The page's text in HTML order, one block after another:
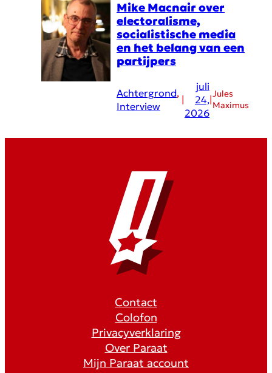
Mike Macnair over
electoralisme,
socialistische media
en het belang van een
partijpers
Achtergrond
Interview
juli
24,
2026
Jules
Maximus
Contact
Colofon
Privacyverklaring
Over Paraat
Mijn Paraat account